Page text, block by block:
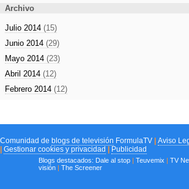
Archivo
Julio 2014 (15)
Junio 2014 (29)
Mayo 2014 (23)
Abril 2014 (12)
Febrero 2014 (12)
Comunidad de blogs de televisión FormulaTV Aviso
Gestionar cookies y privacidad Publicidad
Blogs destacados: Dale al stop | Teuvemix | TV
visión | The Screener